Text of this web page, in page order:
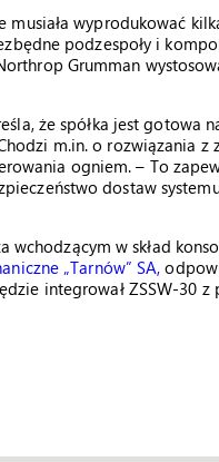
wyprodukować
podzespoły i
Grumman
że spółka jest gotowa
m.in. o rozwiązania z
ogniem. – To
dostaw
wchodzącym w skład
„Tarnów” SA,
integrował ZSSW-30